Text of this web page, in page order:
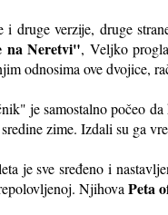
i druge verzije, druge
na Neretvi", Veljko
odnosima ove dvojice,
je samostalno počeo
zime. Izdali su ga
je sve sređeno i
Njihova Peta